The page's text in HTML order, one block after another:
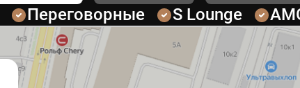
Переговорные S Lounge